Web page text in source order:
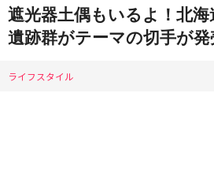
遮光器土偶もいるよ！北
遺跡群がテーマの切手が発
ライフスタイル